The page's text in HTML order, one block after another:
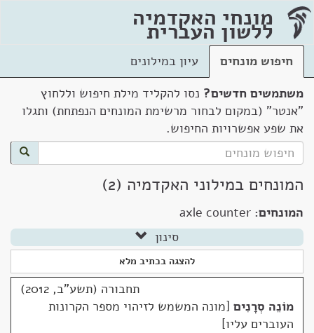
מונחי האקדמיה
ללשון העברית
חיפוש מונחים
עיון במילונים
משתמשים חדשים? נסו להקליד מילת חיפוש וללחוץ
"אנטר" (במקום לבחור מרשימת המונחים הנפתחת) ותגלו
את שפע אפשרויות החיפוש.
המונחים במילוני האקדמיה (2)
המונחים: axle counter
סינון
להצגה בכתיב מלא
תחבורה (תשע"ב, 2012)
מוֹנֵה סְרָנִים מונה המשמש לזיהוי מספר הקרונות
העוברים עליו